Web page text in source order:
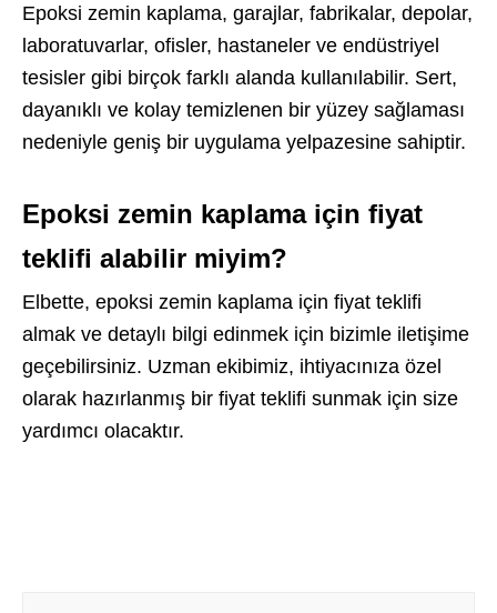
Epoksi zemin kaplama, garajlar, fabrikalar, depolar,
laboratuvarlar, ofisler, hastaneler ve endüstriyel
tesisler gibi birçok farklı alanda kullanılabilir. Sert,
dayanıklı ve kolay temizlenen bir yüzey sağlaması
nedeniyle geniş bir uygulama yelpazesine sahiptir.
Epoksi zemin kaplama için fiyat
teklifi alabilir miyim?
Elbette, epoksi zemin kaplama için fiyat teklifi
almak ve detaylı bilgi edinmek için bizimle iletişime
geçebilirsiniz. Uzman ekibimiz, ihtiyacınıza özel
olarak hazırlanmış bir fiyat teklifi sunmak için size
yardımcı olacaktır.